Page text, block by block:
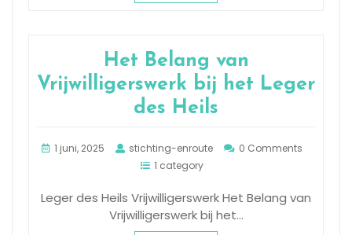
Het Belang van
Vrijwilligerswerk bij het Leger
des Heils
1 juni, 2025 stichting-enroute
0 Comments
1 category
Leger des Heils Vrijwilligerswerk Het Belang van
Vrijwilligerswerk bij het…